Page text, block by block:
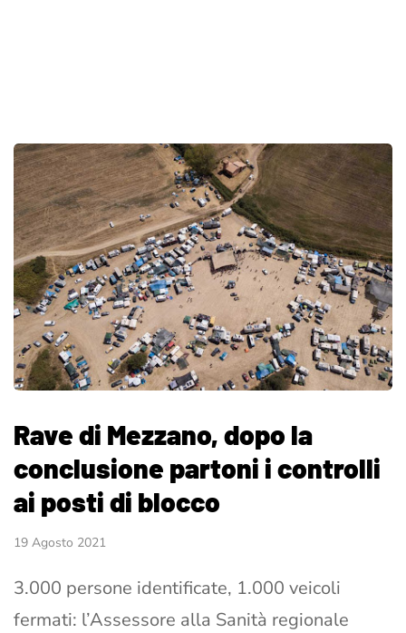
Rave di Mezzano, dopo la
conclusione partoni i controlli
ai posti di blocco
19 Agosto 2021
3.000 persone identificate, 1.000 veicoli
fermati: l’Assessore alla Sanità regionale